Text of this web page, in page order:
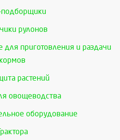
подборщики
рулонов
приготовления и раздачи
кормов
растений
овощеводства
оборудование